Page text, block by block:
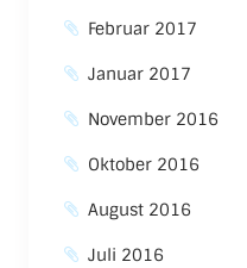
Februar 2017
Januar 2017
November 2016
Oktober 2016
August 2016
Juli 2016